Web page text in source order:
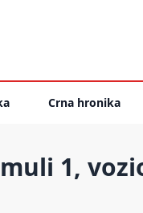
Crna hronika
1,